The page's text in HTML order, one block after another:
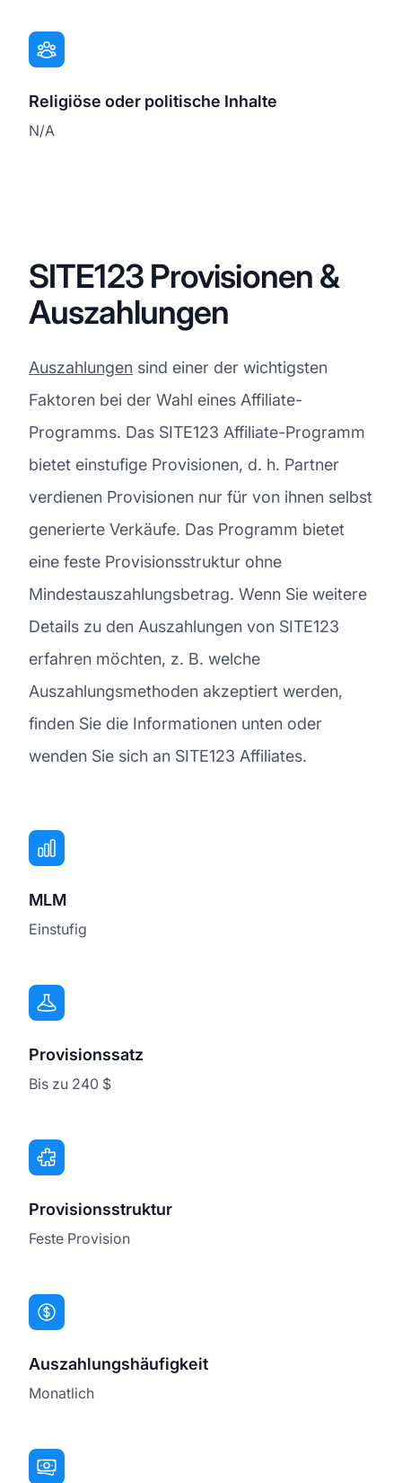
Religiöse oder politische Inhalte
N/A
SITE123 Provisionen &
Auszahlungen
Auszahlungen sind einer der wichtigsten
Faktoren bei der Wahl eines Affiliate-
Programms. Das SITE123 Affiliate-Programm
bietet einstufige Provisionen, d. h. Partner
verdienen Provisionen nur für von ihnen selbst
generierte Verkäufe. Das Programm bietet
eine feste Provisionsstruktur ohne
Mindestauszahlungsbetrag. Wenn Sie weitere
Details zu den Auszahlungen von SITE123
erfahren möchten, z. B. welche
Auszahlungsmethoden akzeptiert werden,
finden Sie die Informationen unten oder
wenden Sie sich an SITE123 Affiliates.
MLM
Einstufig
Provisionssatz
Bis zu 240 $
Provisionsstruktur
Feste Provision
Auszahlungshäufigkeit
Monatlich